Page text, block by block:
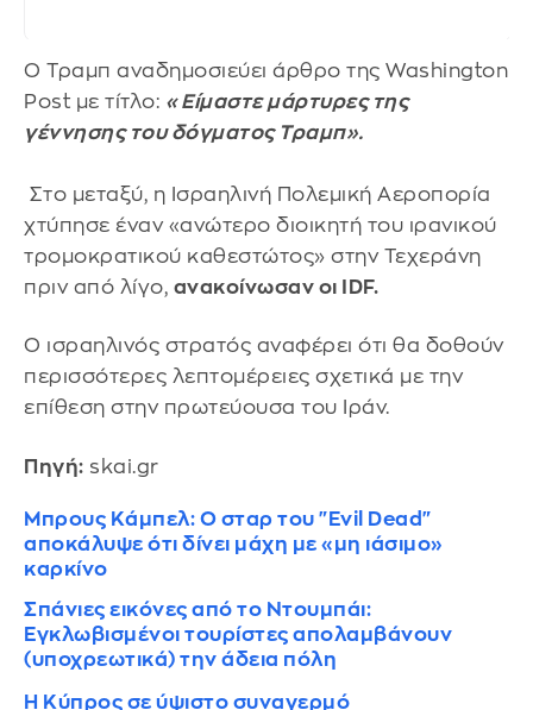
O Τραμπ αναδημοσιεύει άρθρο της Washington
Post με τίτλο: «Είμαστε μάρτυρες της
γέννησης του δόγματος Τραμπ».
Στο μεταξύ, η Ισραηλινή Πολεμική Αεροπορία
χτύπησε έναν «ανώτερο διοικητή του ιρανικού
τρομοκρατικού καθεστώτος» στην Τεχεράνη
πριν από λίγο, ανακοίνωσαν οι IDF.
Ο ισραηλινός στρατός αναφέρει ότι θα δοθούν
περισσότερες λεπτομέρειες σχετικά με την
επίθεση στην πρωτεύουσα του Ιράν.
Πηγή: skai.gr
Μπρους Κάμπελ: Ο σταρ του "Evil Dead"
αποκάλυψε ότι δίνει μάχη με «μη ιάσιμο»
καρκίνο
Σπάνιες εικόνες από το Ντουμπάι:
Εγκλωβισμένοι τουρίστες απολαμβάνουν
(υποχρεωτικά) την άδεια πόλη
H Κύπρος σε ύψιστο συναγερμό